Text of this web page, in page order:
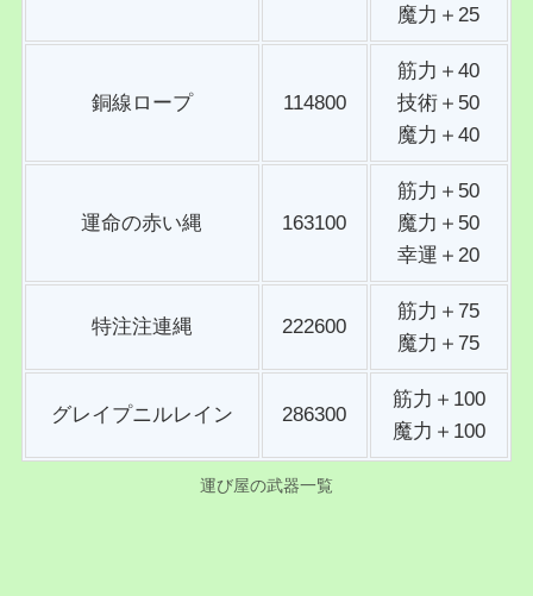
魔力＋25
銅線ロープ 114800
筋力＋40
技術＋50
魔力＋40
運命の赤い縄 163100
筋力＋50
魔力＋50
幸運＋20
特注注連縄 222600
筋力＋75
魔力＋75
グレイプニルレイン 286300
筋力＋100
魔力＋100
運び屋の武器一覧